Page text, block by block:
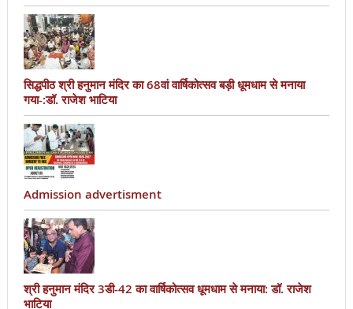
सिद्धपीठ श्री हनुमान मंदिर का 68वां वार्षिकोत्सव बड़ी धूमधाम से मनाया
गया-:डॉ. राजेश भाटिया
Admission advertisment
श्री हनुमान मंदिर 3डी-42 का वार्षिकोत्सव धूमधाम से मनाया: डॉ. राजेश
भाटिया